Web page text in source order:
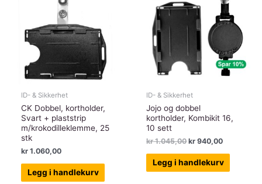
ID- & Sikkerhet
CK Dobbel, kortholder,
Svart + plaststrip
m/krokodilleklemme, 25
stk
kr 1.060,00
Legg i handlekurv
ID- & Sikkerhet
Jojo og dobbel
kortholder, Kombikit 16,
10 sett
kr1.045,00Opprinnelig
var:
kr 1.045,00.
kr 940,00
er:
kr 940,00.
Legg i handlekurv